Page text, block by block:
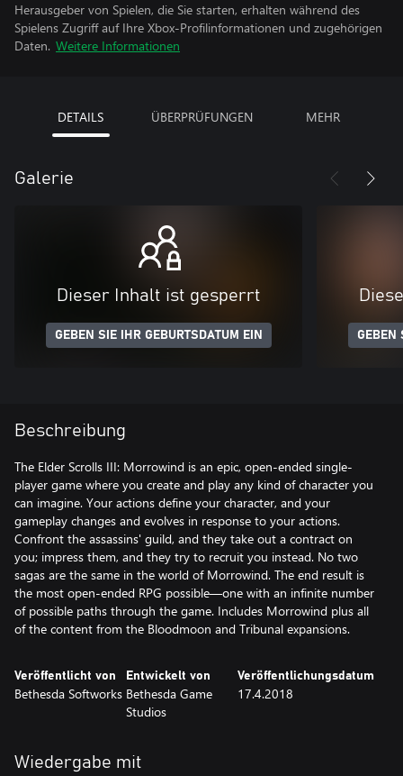
Herausgeber von Spielen, die Sie starten, erhalten während des
Spielens Zugriff auf Ihre Xbox-Profilinformationen und zugehörigen
Daten. Weitere Informationen
DETAILS ÜBERPRÜFUNGEN MEHR
Galerie
Dieser Inhalt ist gesperrt
GEBEN SIE IHR GEBURTSDATUM EIN GEBEN
Beschreibung
The Elder Scrolls III: Morrowind is an epic, open-ended single-
player game where you create and play any kind of character you
can imagine. Your actions define your character, and your
gameplay changes and evolves in response to your actions.
Confront the assassins' guild, and they take out a contract on
you; impress them, and they try to recruit you instead. No two
sagas are the same in the world of Morrowind. The end result is
the most open-ended RPG possible—one with an infinite number
of possible paths through the game. Includes Morrowind plus all
of the content from the Bloodmoon and Tribunal expansions.
Veröffentlicht von
Bethesda Softworks
Entwickelt von
Bethesda Game
Studios
Veröffentlichungsdatum
17.4.2018
Wiedergabe mit